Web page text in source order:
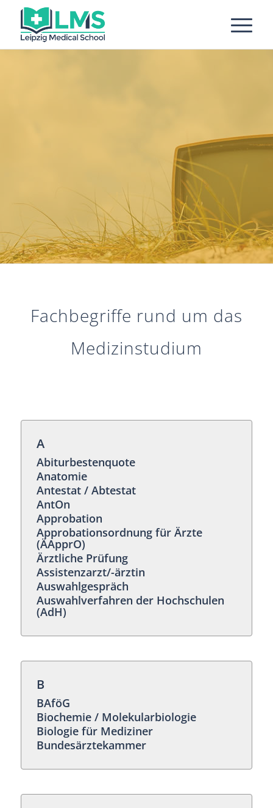
Fachbegriffe rund um das
Medizinstudium
A
Abiturbestenquote
Anatomie
Antestat / Abtestat
AntOn
Approbation
Approbationsordnung für Ärzte
(ÄApprO)
Ärztliche Prüfung
Assistenzarzt/-ärztin
Auswahlgespräch
Auswahlverfahren der Hochschulen
(AdH)
B
BAföG
Biochemie / Molekularbiologie
Biologie für Mediziner
Bundesärztekammer